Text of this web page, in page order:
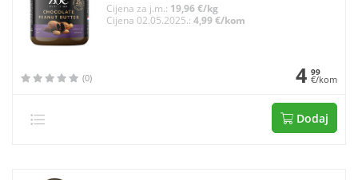
Cijena za j.m.: 19,96 €/kg
Cijena 02.05.2025.:4,99 €/kom
(0) 4 99
€/kom
Dodaj